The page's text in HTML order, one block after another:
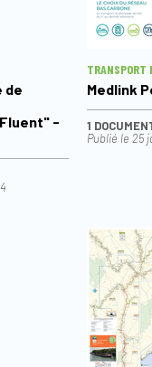
de
-
TRANSPORT
Medlink
1
Publié le 25